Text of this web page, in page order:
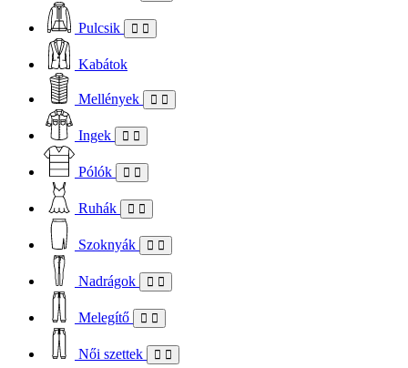
Pulcsik
Kabátok
Mellények
Ingek
Pólók
Ruhák
Szoknyák
Nadrágok
Melegítő
Női szettek